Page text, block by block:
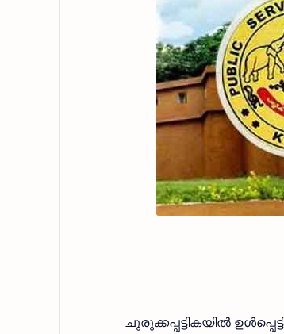
ചുരുക്കപ്പട്ടികയില്‍